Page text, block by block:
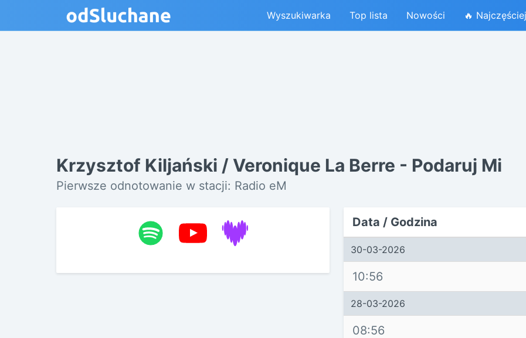
Wyszukiwarka Top lista Nowości 🔥
Krzysztof Kiljański / Veronique La Berre - Podaruj Mi
Pierwsze odnotowanie w stacji: Radio eM
Data / Godzina
30-03-2026
10:56
28-03-2026
08:56